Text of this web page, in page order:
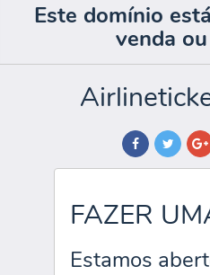
Este domínio
venda
FAZER
Estamos